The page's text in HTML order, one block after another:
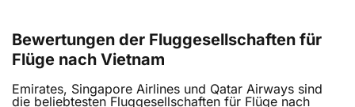
Bewertungen der Fluggesellschaften für
Flüge nach Vietnam
Emirates, Singapore Airlines und Qatar Airways sind
die beliebtesten Fluggesellschaften für Flüge nach